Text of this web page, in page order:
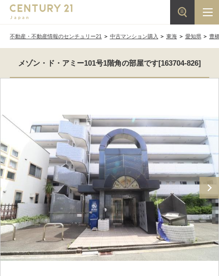
不動産・不動産情報のセンチュリー21 中古マンション購入 東海 愛知県 豊
メゾン・ド・アミー101号1階角の部屋です[163704-826]